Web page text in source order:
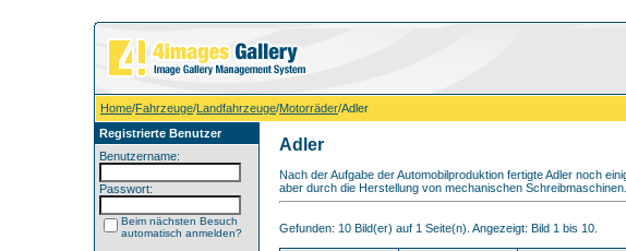
Home/Fahrzeuge/Landfahrzeuge/Motorräder/Adler
Registrierte Benutzer
Benutzername:
Passwort:
Beim nächsten Besuch
automatisch anmelden?
Adler
Nach der Aufgabe der Automobilproduktion fertigte Adler noch
aber durch die Herstellung von mechanischen
Gefunden: 10 Bild(er) auf 1 Seite(n). Angezeigt: Bild 1 bis 10.